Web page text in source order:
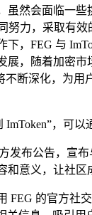
虽然会面临一些
努力，采取有
下，FEG 与
展，随着加密市
不断深化，为用
ImToken”，可以
发布公告，宣布
和意义，让社区
FEG 的官方社